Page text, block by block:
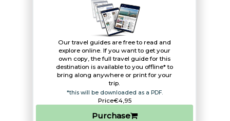
Our travel guides are free to read and
explore online. If you want to get your
own copy, the full travel guide for this
destination is available to you offline* to
bring along anywhere or print for your
trip.​
*this will be downloaded as a PDF.
Price€4,95
Purchase